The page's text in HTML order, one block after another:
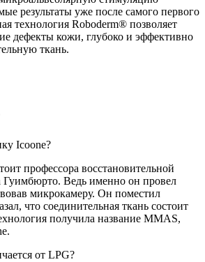
результаты уже после самого первого
технология Roboderm® позволяет
дефекты кожи, глубоко и эффективно
ткань.
Icoone?
профессора восстановительной
Ведь именно он провел
микрокамеру. Он поместил
что соединительная ткань состоит
получила название MMAS,
от LPG?